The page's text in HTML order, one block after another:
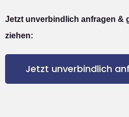
Jetzt unverbindlich anfragen &
ziehen:
Jetzt unverbindlich